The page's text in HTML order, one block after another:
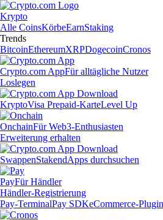
Krypto
Alle CoinsKörbeEarnStaking
Trends
BitcoinEthereumXRPDogecoinCronos
Crypto.com AppFür alltägliche Nutzer
Loslegen
KryptoVisa Prepaid-KarteLevel Up
OnchainFür Web3-Enthusiasten
Erweiterung erhalten
SwappenStakendApps durchsuchen
PayFür Händler
Händler-Registrierung
Pay-TerminalPay SDKeCommerce-